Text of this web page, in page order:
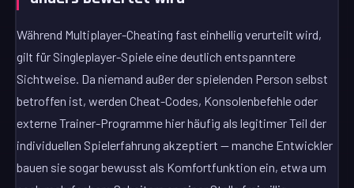
Während Multiplayer-Cheating fast einhellig verurteilt wird,
gilt für Singleplayer-Spiele eine deutlich entspanntere
Sichtweise. Da niemand außer der spielenden Person selbst
betroffen ist, werden Cheat-Codes, Konsolenbefehle oder
externe Trainer-Programme hier häufig als legitimer Teil der
individuellen Spielerfahrung akzeptiert — manche Entwickler
bauen sie sogar bewusst als Komfortfunktion ein, etwa um